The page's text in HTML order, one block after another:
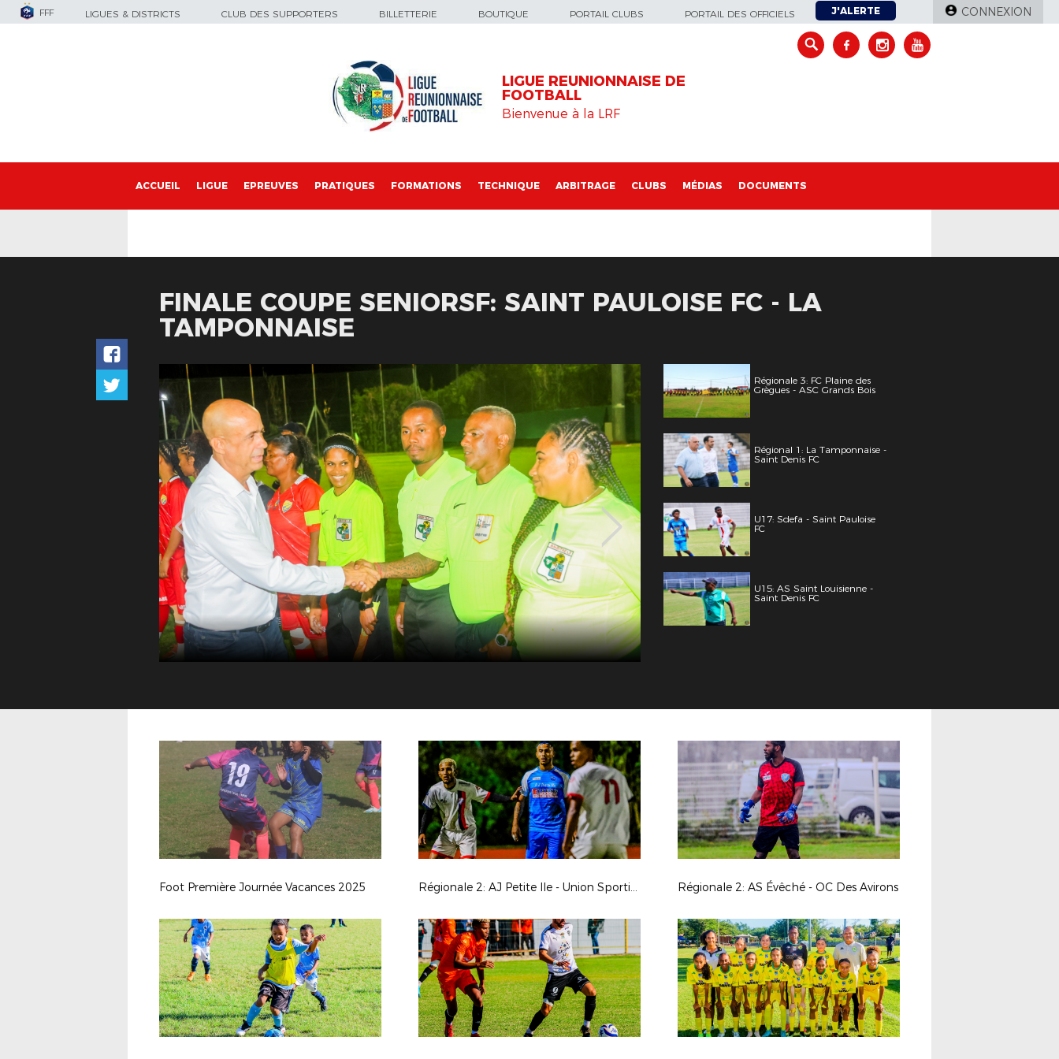
FFF LIGUES & DISTRICTS CLUB DES SUPPORTERS BILLETTERIE BOUTIQUE PORTAIL CLUBS PORTAIL DES OFFICIELS J'ALERTE CONNEXION
LIGUE REUNIONNAISE DE
FOOTBALL
Bienvenue à la LRF
ACCUEIL LIGUE EPREUVES PRATIQUES FORMATIONS TECHNIQUE ARBITRAGE CLUBS MÉDIAS DOCUMENTS
FINALE COUPE SENIORSF: SAINT PAULOISE FC - LA
TAMPONNAISE
Régionale 3: FC Plaine des
Grègues - ASC Grands Bois
Régional 1: La Tamponnaise -
Saint Denis FC
U17: Sdefa - Saint Pauloise
FC
U15: AS Saint Louisienne -
Saint Denis FC
Foot Première Journée Vacances 2025 Régionale 2: AJ Petite Ile - Union Sporting Bénédictine Régionale 2: AS Évêché - OC Des Avirons